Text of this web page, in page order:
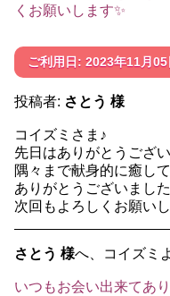
くお願いします✨
ご利用日: 2023年11月05
投稿者: さとう 様
コイズミさま♪
先日はありがとうござい
隅々まで献身的に癒し
ありがとうございました
次回もよろしくお願い
さとう 様へ、コイズミ
いつもお会い出来てあ